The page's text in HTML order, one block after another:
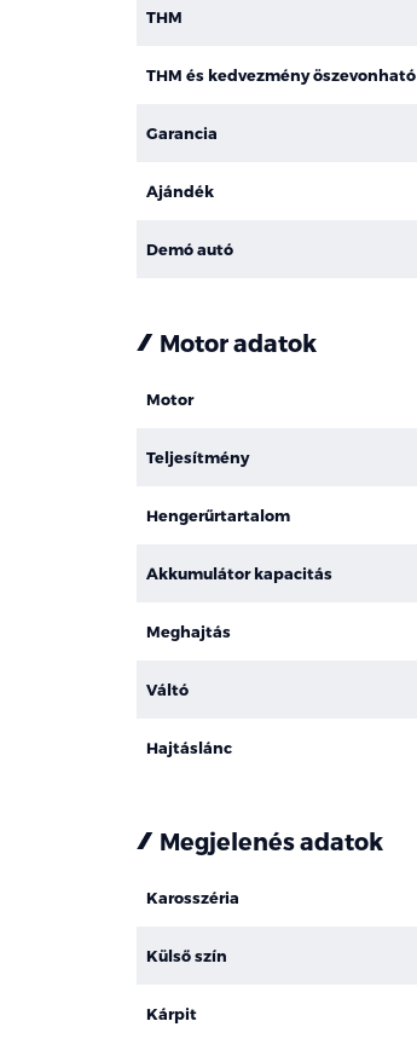
THM
THM és kedvezmény öszevonható
Garancia
Ajándék
Demó autó
Motor adatok
Motor
Teljesítmény
Hengerűrtartalom
Akkumulátor kapacitás
Meghajtás
Váltó
Hajtáslánc
Megjelenés adatok
Karosszéria
Külső szín
Kárpit